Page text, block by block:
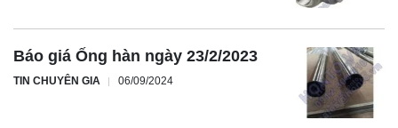
Báo giá Ống hàn ngày 23/2/2023
TIN CHUYÊN GIA 06/09/2024